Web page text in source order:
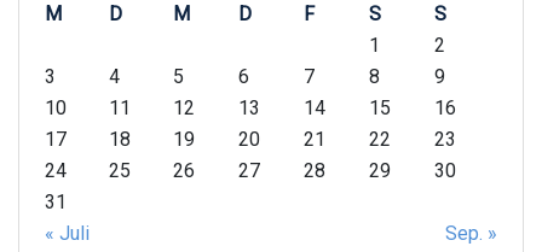
M D M D F S
S
1
2
3
4 5 6 7 8
9
10
11 12 13 14 15
16
17
18 19 20 21 22
23
24
25 26 27 28 29
30
31
« Juli
Sep. »